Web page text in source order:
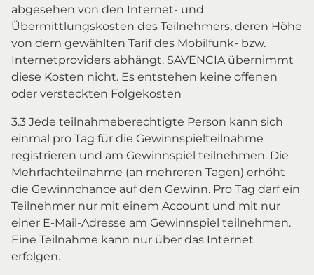
abgesehen von den Internet- und
Übermittlungskosten des Teilnehmers, deren Höhe
von dem gewählten Tarif des Mobilfunk- bzw.
Internetproviders abhängt. SAVENCIA übernimmt
diese Kosten nicht. Es entstehen keine offenen
oder versteckten Folgekosten
3.3 Jede teilnahmeberechtigte Person kann sich
einmal pro Tag für die Gewinnspielteilnahme
registrieren und am Gewinnspiel teilnehmen. Die
Mehrfachteilnahme (an mehreren Tagen) erhöht
die Gewinnchance auf den Gewinn. Pro Tag darf ein
Teilnehmer nur mit einem Account und mit nur
einer E-Mail-Adresse am Gewinnspiel teilnehmen.
Eine Teilnahme kann nur über das Internet
erfolgen.